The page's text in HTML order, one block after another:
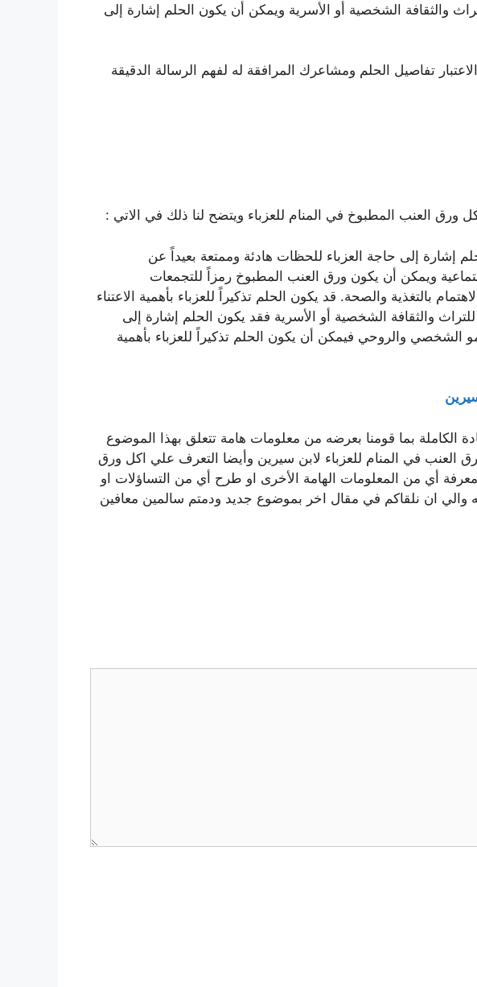
والثقافة الشخصية أو الأسرية ويمكن أن يكون الحلم إشارة إلى
تفاصيل الحلم ومشاعرك المرافقة له لفهم الرسالة الدقيقة
العنب المطبوخ في المنام للعزباء ويتضح لنا ذلك في الاتي :
إشارة إلى حاجة العزباء للحظات هادئة وممتعة بعيداً عن
ويمكن أن يكون ورق العنب المطبوخ رمزاً للتجمعات
بالتغذية والصحة. قد يكون الحلم تذكيراً للعزباء بأهمية الاعتناء
والثقافة الشخصية أو الأسرية فقد يكون الحلم إشارة إلى
الشخصي والروحي فيمكن أن يكون الحلم تذكيراً للعزباء بأهمية
الكاملة بما قومنا بعرضه من معلومات هامة تتعلق بهذا الموضوع
في المنام للعزباء لابن سيرين وأيضا التعرف علي اكل ورق
أي من المعلومات الهامة الأخرى او طرح أي من التساؤلات او
والي ان نلقاكم في مقال اخر بموضوع جديد ودمتم سالمين معافين